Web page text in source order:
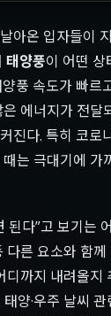
아온 입자들이
태양풍이 어떤 상
풍 속도가 빠르
에너지가 전달
진다. 특히 코로
는 극대기에 가
된다”고 보기는
다른 요소와 함
디까지 내려올지
양·우주 날씨 관